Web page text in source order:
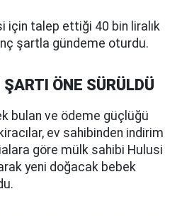
için talep ettiği 40 bin liralık
şartla gündeme oturdu.
ÖNE SÜRÜLDÜ
bulan ve ödeme güçlüğü
ev sahibinden indirim
göre mülk sahibi Hulusi
yeni doğacak bebek